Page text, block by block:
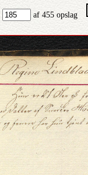
af 455 opslag